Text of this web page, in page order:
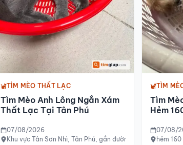
TÌM MÈO THẤT LẠC
Tìm Mèo Anh Lông Ngắn Xám
Thất Lạc Tại Tân Phú
07/08/2026
Khu vực Tân Sơn Nhì, Tân Phú, gần đường Lê Đình Thám,
TÌM
Tìm
Hẻm
07/08/
hẻm